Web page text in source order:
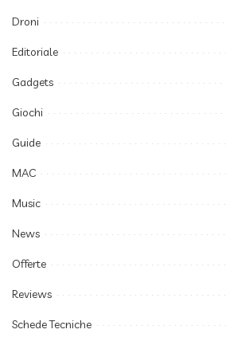
Droni
Editoriale
Gadgets
Giochi
Guide
MAC
Music
News
Offerte
Reviews
Schede Tecniche